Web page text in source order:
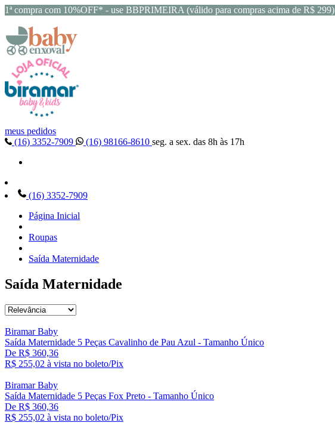
1ª compra com 10%OFF* - use BBPRIMEIRA (válido para compras acima de R$ 299)
meus pedidos
(16) 3352-7909
(16) 98166-8610 seg. a sex. das 8h às 17h
(16) 3352-7909
Página Inicial
Roupas
Saída Maternidade
Saída Maternidade
Biramar Baby
Saída Maternidade 5 Peças Cavalinho de Pau Azul - Tamanho Único
De R$ 360,36
R$ 255,02 à vista no boleto/Pix
Biramar Baby
Saída Maternidade 5 Peças Fox Preto - Tamanho Único
De R$ 360,36
R$ 255,02 à vista no boleto/Pix